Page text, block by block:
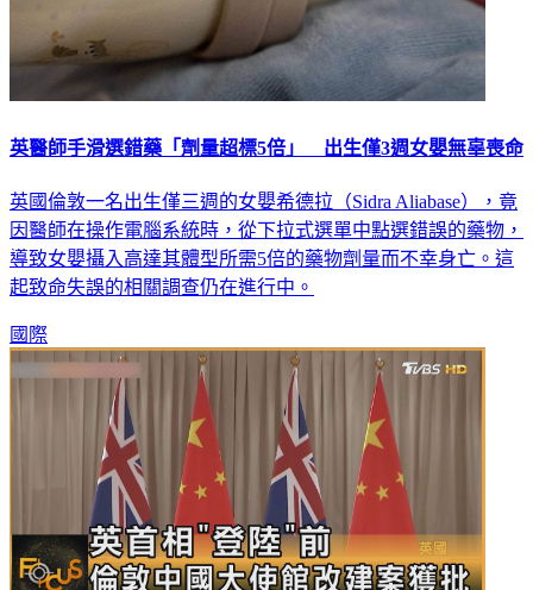
英醫師手滑選錯藥「劑量超標5倍」 出生僅3週女嬰無辜喪命
英國倫敦一名出生僅三週的女嬰希德拉（Sidra Aliabase），竟
因醫師在操作電腦系統時，從下拉式選單中點選錯誤的藥物，
導致女嬰攝入高達其體型所需5倍的藥物劑量而不幸身亡。這
起致命失誤的相關調查仍在進行中。
國際